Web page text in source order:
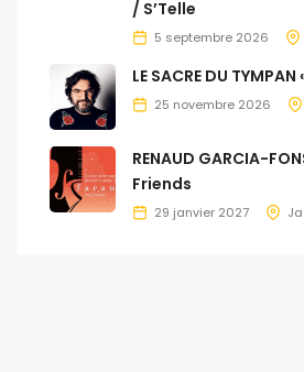
/ S’Telle
5 septembre 2026
LE SACRE DU TYMPAN
25 novembre 2026
RENAUD GARCIA-
Friends
29 janvier 2027